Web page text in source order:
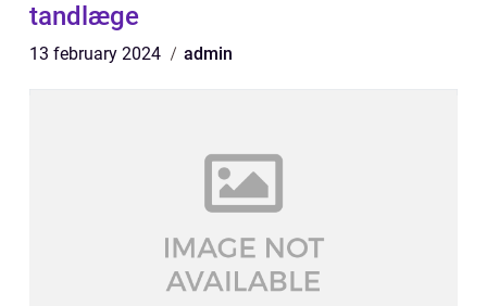
tandlæge
13 february 2024 admin